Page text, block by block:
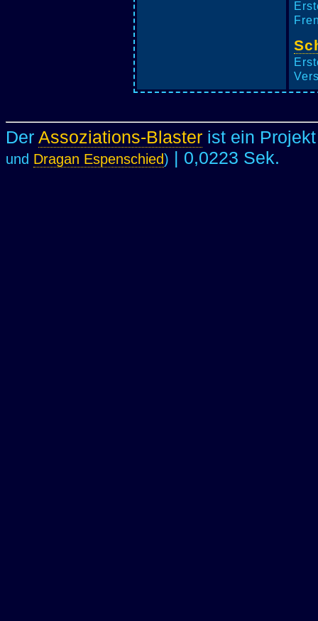
Der Assoziations-Blaster ist ein
und Dragan Espenschied) | 0,0223 Sek.